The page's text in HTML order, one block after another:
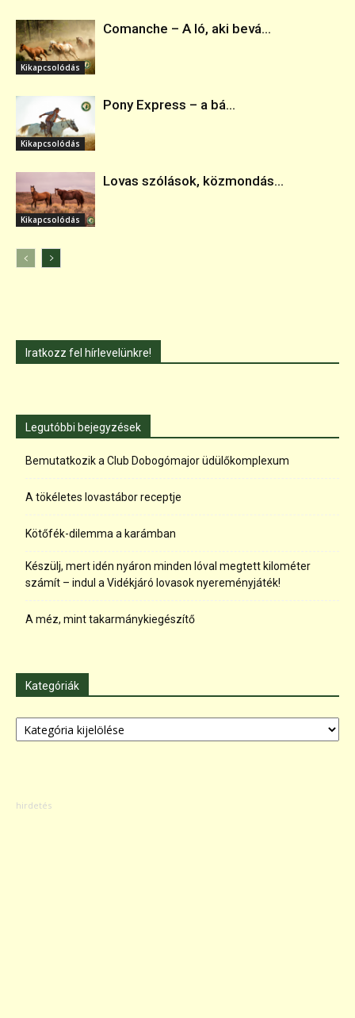
Kikapcsolódás
Comanche – A ló, aki bevá...
Kikapcsolódás
Pony Express – a bá...
Kikapcsolódás
Lovas szólások, közmondás...
Iratkozz fel hírlevelünkre!
Legutóbbi bejegyzések
Bemutatkozik a Club Dobogómajor üdülőkomplexum
A tökéletes lovastábor receptje
Kötőfék-dilemma a karámban
Készülj, mert idén nyáron minden lóval megtett kilométer
számít – indul a Vidékjáró lovasok nyereményjáték!
A méz, mint takarmánykiegészítő
Kategóriák
Kategóriák